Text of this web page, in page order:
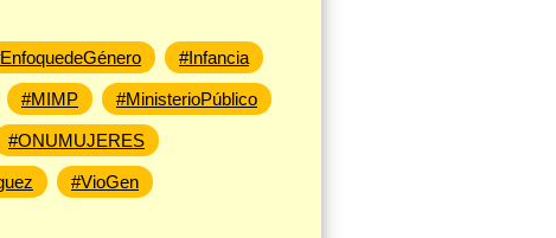
#Infancia
#MIMP #MinisterioPúblico
#ONUMUJERES
#VioGen